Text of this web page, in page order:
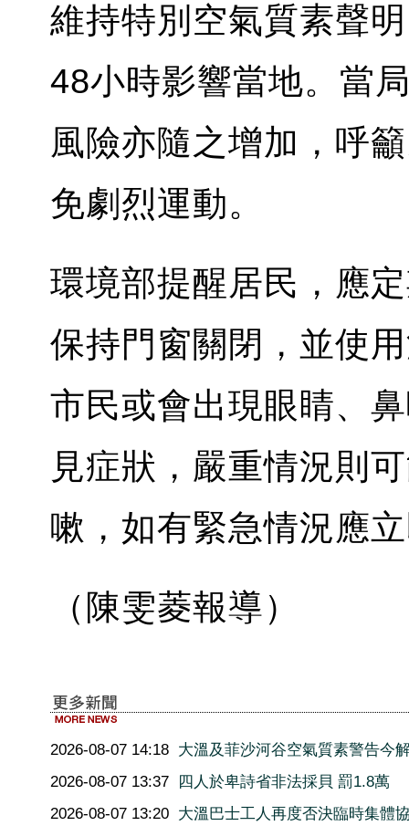
維持特別空氣質素聲
48小時影響當地。當
風險亦隨之增加，呼
免劇烈運動。
環境部提醒居民，應
保持門窗關閉，並使
市民或會出現眼睛、
見症狀，嚴重情況則
嗽，如有緊急情況應
（陳雯菱報導）
2026-08-07 14:18 大溫及菲沙河谷空氣質素警告
2026-08-07 13:37 四人於卑詩省非法採貝 罰1.8萬
2026-08-07 13:20 大溫巴士工人再度否決臨時集體